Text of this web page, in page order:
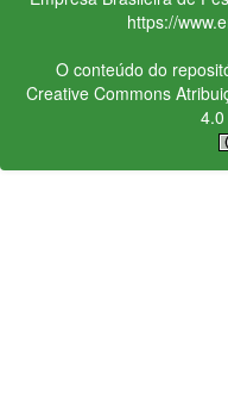
https://
O conteúdo do
Creative Commons